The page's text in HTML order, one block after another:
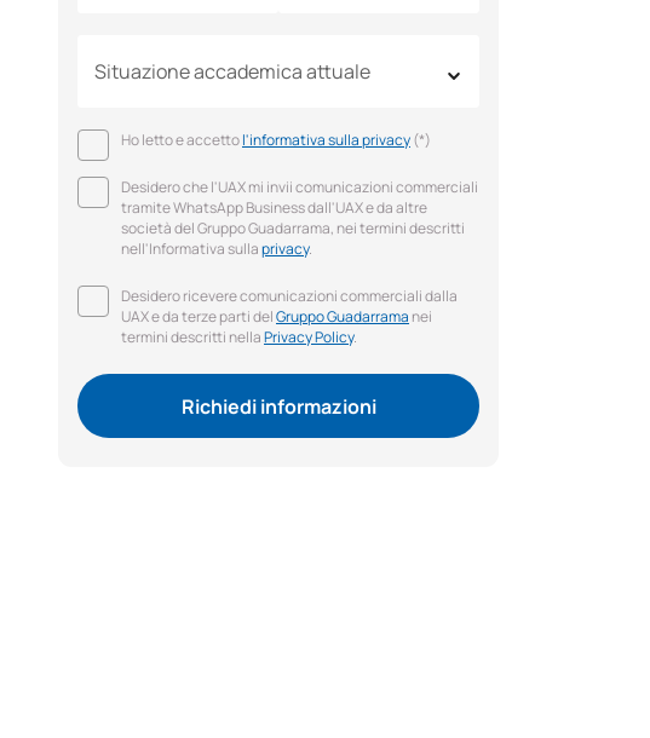
Situazione accademica attuale
Ho letto e accettol'informativa sulla privacy(*)
Desidero che l'UAX mi invii comunicazioni commerciali
tramite WhatsApp Business dall'UAX e da altre
società del Gruppo Guadarrama, nei termini descritti
nell'Informativa sullaprivacy.
Desidero ricevere comunicazioni commerciali dalla
UAX e da terze parti delGruppo Guadarrama nei
termini descritti nellaPrivacy Policy.
Richiedi informazioni